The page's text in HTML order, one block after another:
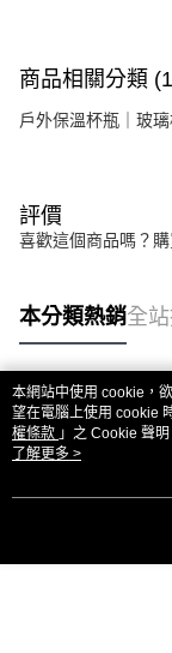
商品相關分類
戶外保溫杯瓶｜玻
評價
喜歡這個商品嗎？
本分類熱銷全
熱門標籤
本網站中使用 cookie，
望在電腦上使用 cookie
權條款 」之 Cookie 聲
用條款之 Cookie 聲明使
了解更多 >